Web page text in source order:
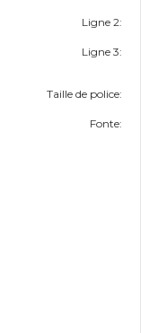
Ligne 2:
Ligne 3:
Taille de police:
Fonte: